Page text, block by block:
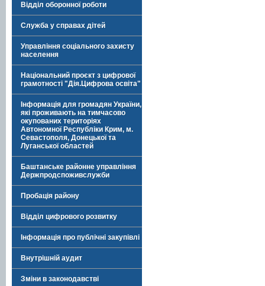
Відділ оборонної роботи
Служба у справах дітей
Управління соціального захисту
населення
Національний проєкт з цифрової
грамотності "Дія.Цифрова освіта"
Інформація для громадян України,
які проживають на тимчасово
окупованих територіях
Автономної Республіки Крим, м.
Севастополя, Донецької та
Луганської областей
Баштанське районне управління
Держпродспоживслужби
Пробація району
Відділ цифрового розвитку
Інформація про публічні закупівлі
Внутрішній аудит
Зміни в законодавстві